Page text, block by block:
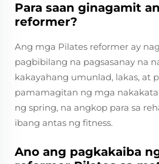
Para saan ginagamit
reformer?
Ang mga Pilates reformer ay
pagbibilang na pagsasanay na
kakayahang umunlad, lakas, at
pamamagitan ng mga
ng spring, na angkop para sa
ibang antas ng fitness.
Ano ang pagkakaiba